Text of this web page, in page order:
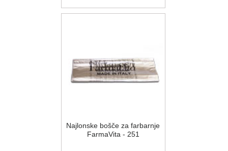
Najlonske bošče za farbarnje
FarmaVita - 251